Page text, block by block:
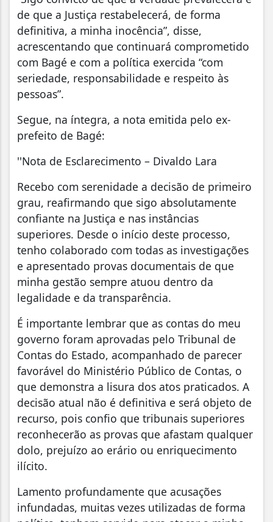
de que a Justiça restabelecerá, de forma
definitiva, a minha inocência”, disse,
acrescentando que continuará comprometido
com Bagé e com a política exercida “com
seriedade, responsabilidade e respeito às
pessoas”.
Segue, na íntegra, a nota emitida pelo ex-
prefeito de Bagé:
''Nota de Esclarecimento – Divaldo Lara
Recebo com serenidade a decisão de primeiro
grau, reafirmando que sigo absolutamente
confiante na Justiça e nas instâncias
superiores. Desde o início deste processo,
tenho colaborado com todas as investigações
e apresentado provas documentais de que
minha gestão sempre atuou dentro da
legalidade e da transparência.
É importante lembrar que as contas do meu
governo foram aprovadas pelo Tribunal de
Contas do Estado, acompanhado de parecer
favorável do Ministério Público de Contas, o
que demonstra a lisura dos atos praticados. A
decisão atual não é definitiva e será objeto de
recurso, pois confio que tribunais superiores
reconhecerão as provas que afastam qualquer
dolo, prejuízo ao erário ou enriquecimento
ilícito.
Lamento profundamente que acusações
infundadas, muitas vezes utilizadas de forma